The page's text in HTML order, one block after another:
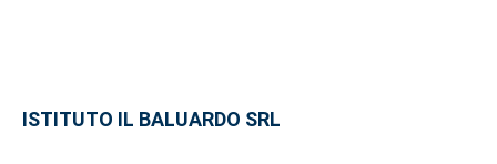
ISTITUTO IL BALUARDO SRL